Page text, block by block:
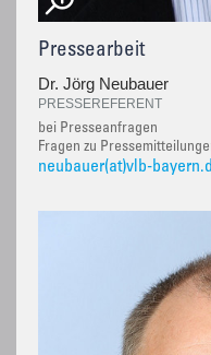
Pressearbeit
Dr. Jörg Neubauer
PRESSEREFERENT
bei Presseanfragen
Fragen zu
neubauer(at)vlb-